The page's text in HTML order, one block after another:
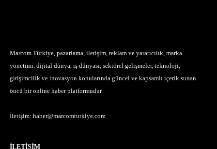
Marcom Türkiye, pazarlama, iletişim, reklam ve yaratıcılık, marka
yönetimi, dijital dünya, iş dünyası, sektörel gelişmeler, teknoloji,
girişimcilik ve inovasyon konularında güncel ve kapsamlı içerik sunan
öncü bir online haber platformudur.
İletişim: haber@marcomturkiye.com
İLETİŞİM